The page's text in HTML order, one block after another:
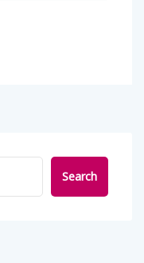
Search